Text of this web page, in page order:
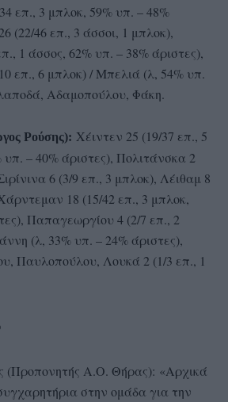
επ., 3 μπλοκ, 59% υπ. – 48%
(22/46 επ., 3 άσσοι, 1 μπλοκ),
1 άσσος, 62% υπ. – 38% άριστες),
επ., 6 μπλοκ) / Μπελιά (λ, 54% υπ.
Αδαμοπούλου, Φάκη.
Ρούσης): Χέιντεν 25 (19/37 επ., 5
υπ. – 40% άριστες), Πολιτάνσκα 2
6 (3/9 επ., 3 μπλοκ), Λέιθαμ 8
18 (15/42 επ., 3 μπλοκ,
Παπαγεωργίου 4 (2/7 επ., 2
(λ, 33% υπ. – 24% άριστες),
Παυλοπούλου, Λουκά 2 (1/3 επ., 1
(Προπονητής Α.Ο. Θήρας): «Αρχικά
στην ομάδα για την